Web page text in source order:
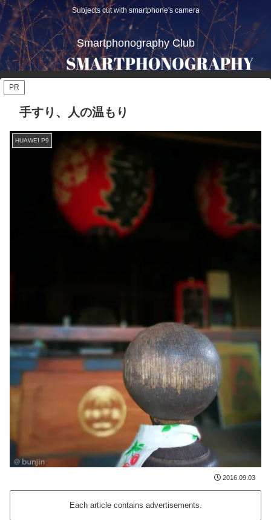
Subjects cut with smartphone's camera
Smartphonography Club
PR
手すり、人の温もり
HUAWEI P9
2016.09.03
Each article contains advertisements.